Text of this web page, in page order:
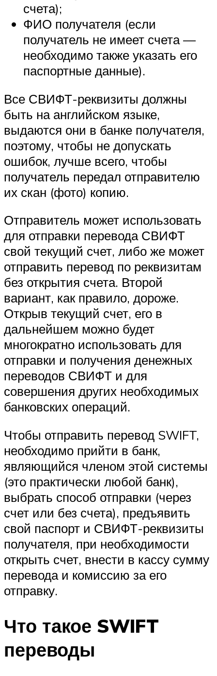
счета);
ФИО получателя (если
получатель не имеет счета —
необходимо также указать его
паспортные данные).
Все СВИФТ-реквизиты должны
быть на английском языке,
выдаются они в банке получателя,
поэтому, чтобы не допускать
ошибок, лучше всего, чтобы
получатель передал отправителю
их скан (фото) копию.
Отправитель может использовать
для отправки перевода СВИФТ
свой текущий счет, либо же может
отправить перевод по реквизитам
без открытия счета. Второй
вариант, как правило, дороже.
Открыв текущий счет, его в
дальнейшем можно будет
многократно использовать для
отправки и получения денежных
переводов СВИФТ и для
совершения других необходимых
банковских операций.
Чтобы отправить перевод SWIFT,
необходимо прийти в банк,
являющийся членом этой системы
(это практически любой банк),
выбрать способ отправки (через
счет или без счета), предъявить
свой паспорт и СВИФТ-реквизиты
получателя, при необходимости
открыть счет, внести в кассу сумму
перевода и комиссию за его
отправку.
Что такое SWIFT
переводы